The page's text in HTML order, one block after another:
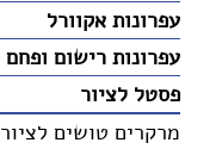
עפרונות אקוורל
עפרונות רישום ופחם
פסטל לציור
מרקרים טושים לציור